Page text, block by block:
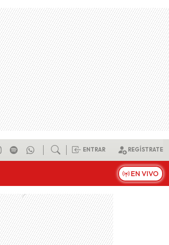
ENTRAR REGÍSTRATE
EN VIVO